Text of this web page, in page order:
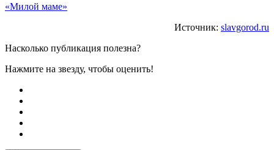
«Милой маме»
Источник: slavgorod.ru
Насколько публикация полезна?
Нажмите на звезду, чтобы оценить!